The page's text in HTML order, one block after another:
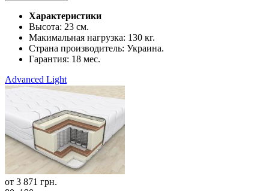
Характеристики
Высота: 23 см.
Макимальная нагрузка: 130 кг.
Страна производитель: Украина.
Гарантия: 18 мес.
Advanced Light
от 3 871 грн.